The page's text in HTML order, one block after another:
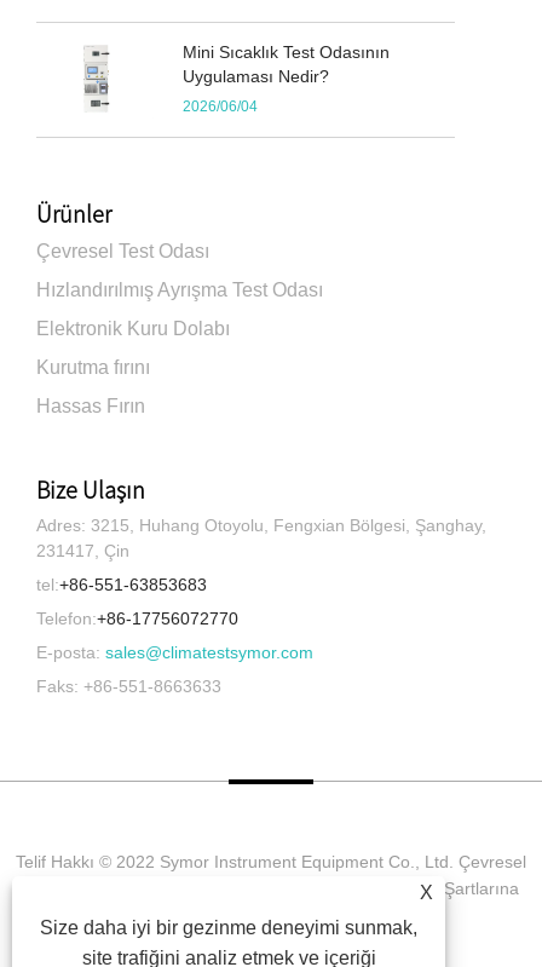
X
Size daha iyi bir gezinme deneyimi sunmak,
site trafiğini analiz etmek ve içeriği
Mini Sıcaklık Test Odasının
Uygulaması Nedir?
2026/06/04
Ürünler
Çevresel Test Odası
Hızlandırılmış Ayrışma Test Odası
Elektronik Kuru Dolabı
Kurutma fırını
Hassas Fırın
Bize Ulaşın
Adres: 3215, Huhang Otoyolu, Fengxian Bölgesi, Şanghay,
231417, Çin
tel:+86-551-63853683
Telefon:+86-17756072770
E-posta: sales@climatestsymor.com
Faks: +86-551-8663633
Telif Hakkı © 2022 Symor Instrument Equipment Co., Ltd. Çevresel
Test Odası, Elektronik Kuru Kabin, Hızlandırılmış Hava Şartlarına